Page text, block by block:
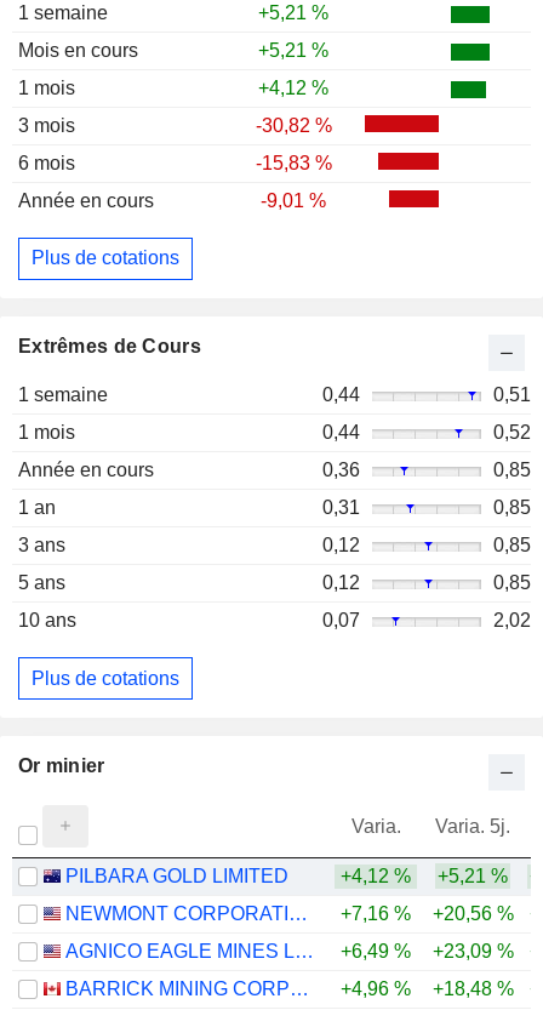
1 semaine
+5,21 %
Mois en cours
+5,21 %
1 mois
+4,12 %
3 mois
-30,82 %
6 mois
-15,83 %
Année en cours
-9,01 %
Plus de cotations
Extrêmes de Cours
1 semaine 0,44
0,51
1 mois
0,44
0,52
Année en cours
0,36
0,85
1 an
0,31
0,85
3 ans
0,12
0,85
5 ans
0,12
0,85
10 ans
0,07 2,02
Plus de cotations
Or minier
Varia. Varia. 5j.
PILBARA GOLD LIMITED +4,12 % +5,21 %
NEWMONT CORPORATION
+7,16 % +20,56 %
AGNICO EAGLE MINES LIMITED
+6,49 % +23,09 %
BARRICK MINING CORPORATION
+4,96 % +18,48 %